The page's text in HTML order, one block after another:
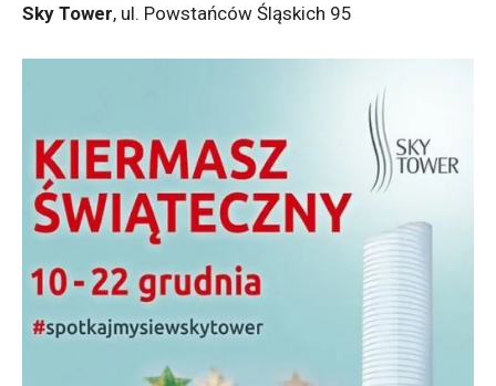
Sky Tower, ul. Powstańców Śląskich 95